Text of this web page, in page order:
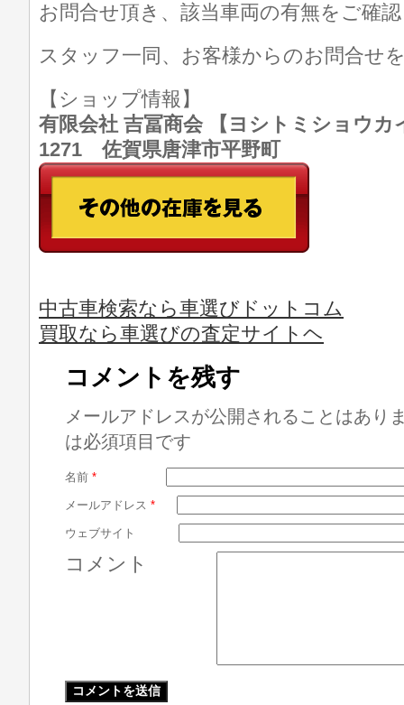
お問合せ頂き、該当車両の有無をご確
スタッフ一同、お客様からのお問合せ
【ショップ情報】
有限会社 吉冨商会 【ヨシトミショウ
1271 佐賀県唐津市平野町
中古車検索なら車選びドットコム
買取なら車選びの査定サイトヘ
コメントを残す
メールアドレスが公開されることはあり
は必須項目です
名前 *
メールアドレス *
ウェブサイト
コメント